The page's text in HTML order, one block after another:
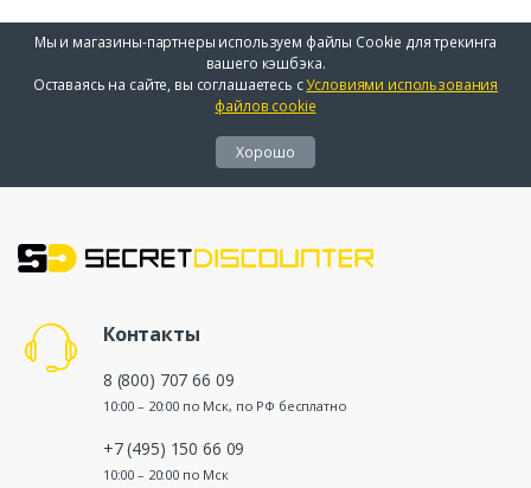
Мы и магазины-партнеры используем файлы Cookie для трекинга
вашего кэшбэка.
Оставаясь на сайте, вы соглашаетесь сУсловиями использования
файлов cookie
Хорошо
Контакты
8 (800) 707 66 09
10:00 – 20:00 по Мск, по РФ бесплатно
+7 (495) 150 66 09
10:00 – 20:00 по Мск